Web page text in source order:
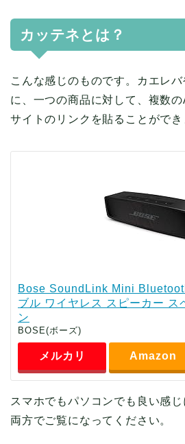
カッテネとは？
こんな感じのものです。カエレ
に、一つの商品に対して、複数
サイトのリンクを貼ることができ
Bose SoundLink Mini
ブル ワイヤレス スピーカー ス
ン
BOSE(ボーズ)
メルカリ Amazon
スマホでもパソコンでも良い感
両方でご覧になってください。